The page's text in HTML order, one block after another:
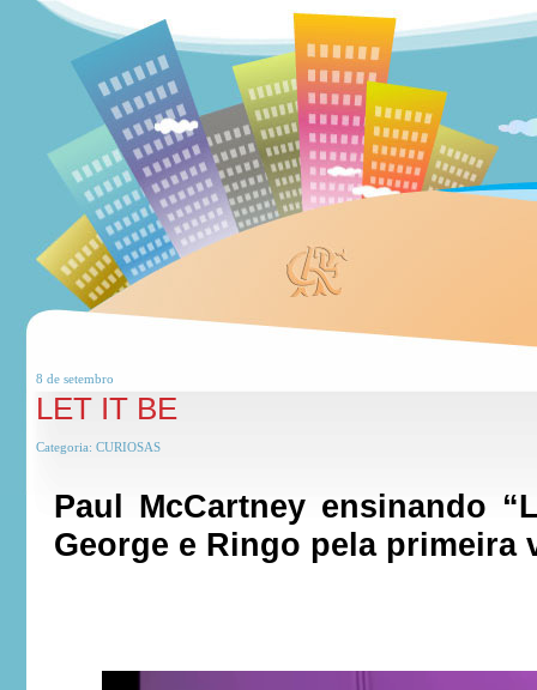
8 de setembro
LET IT BE
Categoria: CURIOSAS
Paul McCartney ensinando
George e Ringo pela primeira